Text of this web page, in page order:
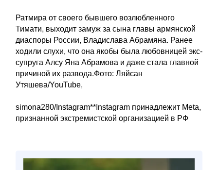
Ратмира от своего бывшего возлюбленного
Тимати, выходит замуж за сына главы армянской
диаспоры России, Владислава Абрамяна. Ранее
ходили слухи, что она якобы была любовницей экс-
супруга Алсу Яна Абрамова и даже стала главной
причиной их развода.Фото: Ляйсан
Утяшева/YouTube,
simona280/Instagram**Instagram принадлежит Meta,
признанной экстремистской организацией в РФ